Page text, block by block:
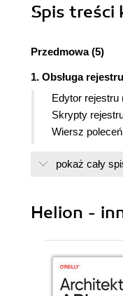
Spis treści
Przedmowa (5)
1. Obsługa
Edytor rejestru
Skrypty
Wiersz
Konsola MMC
2. Budowa
Główne
Związek
3. Programy do
pokaż cały
Helion -